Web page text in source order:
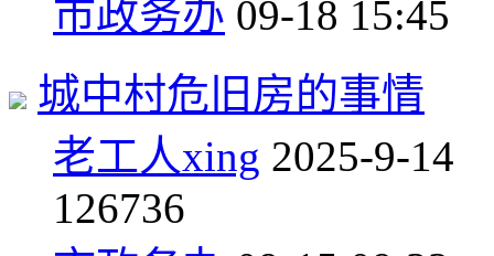
市政务办 09-18 15:45
城中村危旧房的事情
老工人xing 2025-9-14
126736